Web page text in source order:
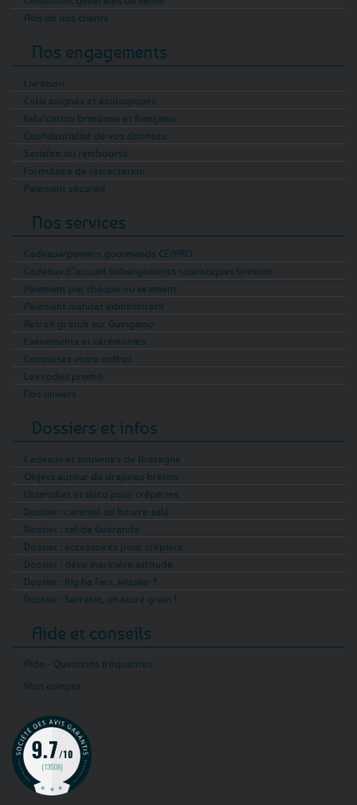
Avis de nos clients
Nos engagements
Livraison
Colis soignés et écologiques
Fabrication bretonne et française
Confidentialité de vos données
Satisfait ou remboursé
Formulaire de rétractation
Paiement sécurisé
Nos services
Cadeaux/paniers gourmands CE/PRO
Cadeaux d’accueil hébergements touristiques bretons
Paiement par chèque ou virement
Paiement mandat administratif
Retrait gratuit sur Guingamp
Evénements et cérémonies
Composez votre coffret
Les codes promo
Nos univers
Dossiers et infos
Cadeaux et souvenirs de Bretagne
Objets autour du drapeau breton
Ustensiles et déco pour crêperies
Dossier : caramel au beurre salé
Dossier : sel de Guérande
Dossier : accessoires pour crêpière
Dossier : déco marinière attitude
Dossier : Kig ha Farz, kézako ?
Dossier : Sarrasin, un sacré grain !
Aide et conseils
Aide - Questions fréquentes
Mon compte